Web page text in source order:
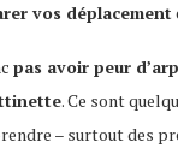
vos déplacement
pas avoir peur
. Ce sont
– surtout des